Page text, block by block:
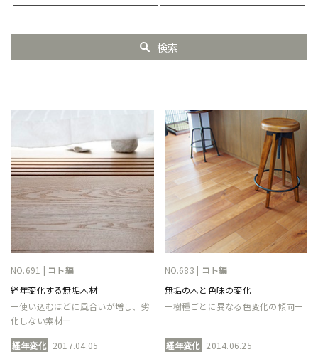
検索
NO.691 | コト編
経年変化する無垢木材
ー使い込むほどに風合いが増し、劣
化しない素材ー
経年変化 2017.04.05
NO.683 | コト編
無垢の木と色味の変化
ー樹種ごとに異なる色変化の傾向ー
経年変化 2014.06.25